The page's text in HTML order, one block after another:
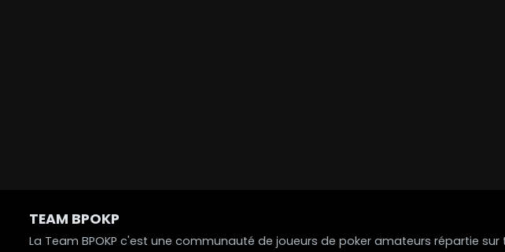
TEAM BPOKP
La Team BPOKP c'est une communauté de joueurs de poker amateurs répartie sur